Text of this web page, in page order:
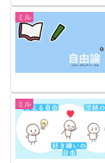
ミル
ミル